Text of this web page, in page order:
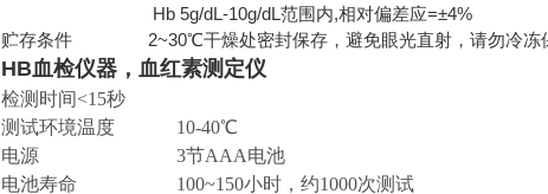
Hb 5g/dL-10g/dL范围内,相对偏差应=±4%
贮存条件 2~30℃干燥处密封保存，避免眼光直射，请勿冷冻
HB血检仪器，血红素测定仪
检测时间<15秒
测试环境温度 10-40℃
电源 3节AAA电池
电池寿命 100~150小时，约1000次测试